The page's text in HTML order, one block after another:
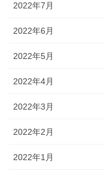
2022年7月
2022年6月
2022年5月
2022年4月
2022年3月
2022年2月
2022年1月
連載形式漫画
About
お問い合わせ
ブログ
お店屋さん
エッセイ漫画